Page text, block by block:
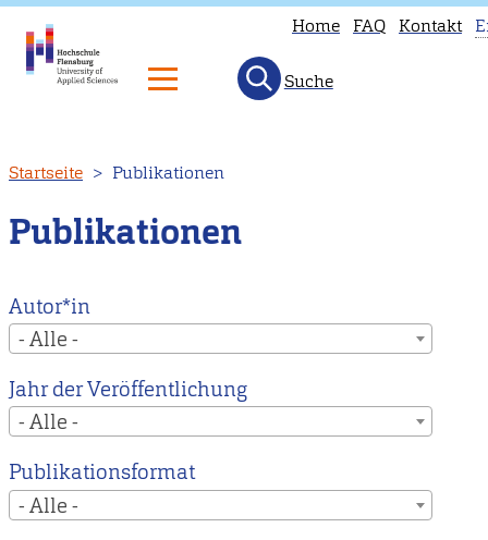
zum
Inhalt
Home FAQ Kontakt
Suche
Startseite Publikationen
Publikationen
Autor*in
- Alle -
Jahr der Veröffentlichung
- Alle -
Publikationsformat
- Alle -